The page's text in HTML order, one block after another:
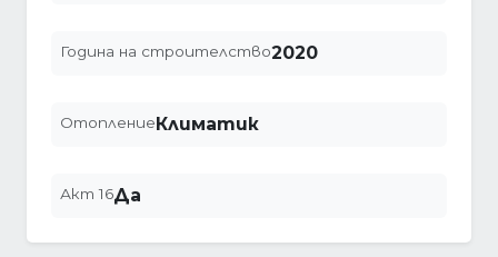
Година на строителство2020
ОтоплениеКлиматик
Акт 16Да